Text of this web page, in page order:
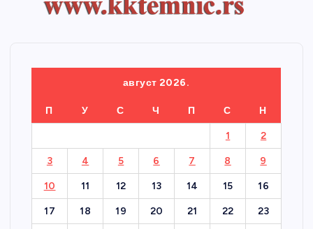
август 2026.
П У С Ч П С Н
1 2
3 4 5 6 7 8 9
10 11 12 13 14 15 16
17 18 19 20 21 22 23